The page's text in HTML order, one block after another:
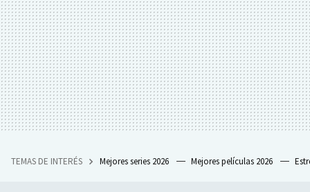
TEMAS DE INTERÉS Mejores series 2026 Mejores películas 2026